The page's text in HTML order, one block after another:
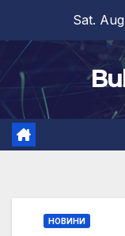
content
Sat.
НОВИНИ